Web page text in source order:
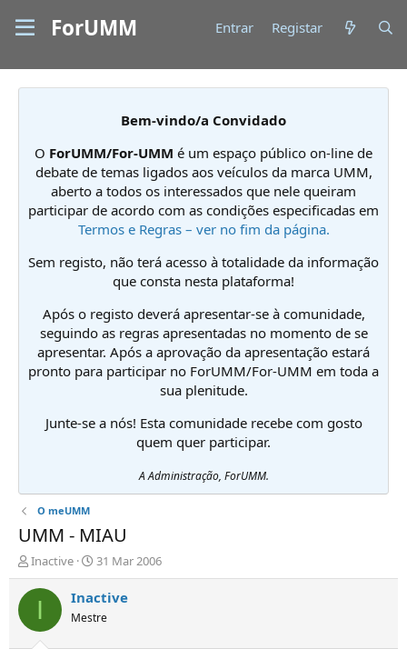
ForUMM Entrar Registar
Bem-vindo/a Convidado
O ForUMM/For-UMM é um espaço público on-line de
debate de temas ligados aos veículos da marca UMM,
aberto a todos os interessados que nele queiram
participar de acordo com as condições especificadas em
Termos e Regras – ver no fim da página.
Sem registo, não terá acesso à totalidade da informação
que consta nesta plataforma!
Após o registo deverá apresentar-se à comunidade,
seguindo as regras apresentadas no momento de se
apresentar. Após a aprovação da apresentação estará
pronto para participar no ForUMM/For-UMM em toda a
sua plenitude.
Junte-se a nós! Esta comunidade recebe com gosto
quem quer participar.
A Administração, ForUMM.
O meUMM
UMM - MIAU
I
n
i
i
Inactive
D
a
t
d
31 Mar 2006
I Inactive
Mestre